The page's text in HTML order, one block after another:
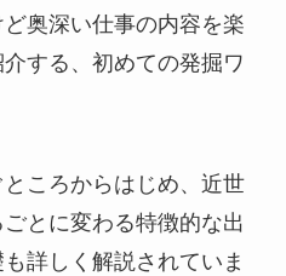
奥深い仕事の内容を楽
する、初めての発掘ワ
ころからはじめ、近世
とに変わる特徴的な出
詳しく解説されていま